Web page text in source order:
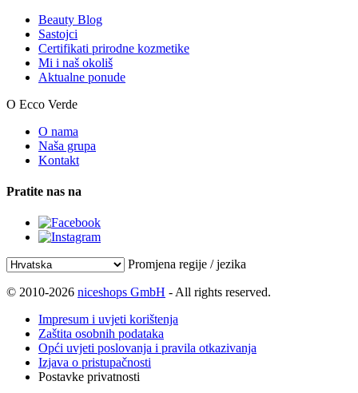
Beauty Blog
Sastojci
Certifikati prirodne kozmetike
Mi i naš okoliš
Aktualne ponude
O Ecco Verde
O nama
Naša grupa
Kontakt
Pratite nas na
Promjena regije / jezika
© 2010-2026 niceshops GmbH - All rights reserved.
Impresum i uvjeti korištenja
Zaštita osobnih podataka
Opći uvjeti poslovanja i pravila otkazivanja
Izjava o pristupačnosti
Postavke privatnosti